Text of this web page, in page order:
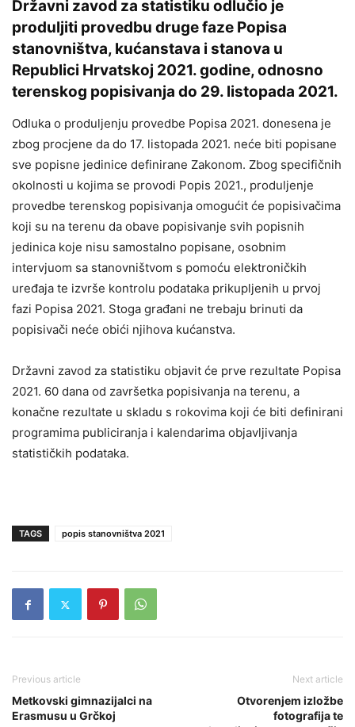
Državni zavod za statistiku odlučio je
produljiti provedbu druge faze Popisa
stanovništva, kućanstava i stanova u
Republici Hrvatskoj 2021. godine, odnosno
terenskog popisivanja do 29. listopada 2021.
Odluka o produljenju provedbe Popisa 2021. donesena je
zbog procjene da do 17. listopada 2021. neće biti popisane
sve popisne jedinice definirane Zakonom. Zbog specifičnih
okolnosti u kojima se provodi Popis 2021., produljenje
provedbe terenskog popisivanja omogućit će popisivačima
koji su na terenu da obave popisivanje svih popisnih
jedinica koje nisu samostalno popisane, osobnim
intervjuom sa stanovništvom s pomoću elektroničkih
uređaja te izvrše kontrolu podataka prikupljenih u prvoj
fazi Popisa 2021. Stoga građani ne trebaju brinuti da
popisivači neće obići njihova kućanstva.
Državni zavod za statistiku objavit će prve rezultate Popisa
2021. 60 dana od završetka popisivanja na terenu, a
konačne rezultate u skladu s rokovima koji će biti definirani
programima publiciranja i kalendarima objavljivanja
statističkih podataka.
TAGS popis stanovništva 2021
Previous article
Metkovski gimnazijalci na
Erasmusu u Grčkoj
Next article
Otvorenjem izložbe
fotografija te